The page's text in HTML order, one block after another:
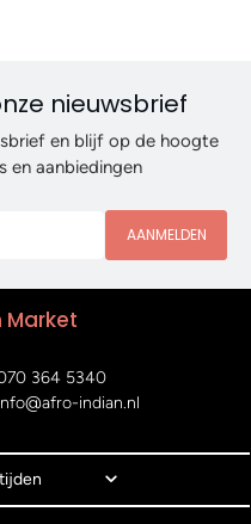
nieuwsbrief
en blijf op de hoogte
en aanbiedingen
AANMELDEN
Market
364 5340
indian.nl